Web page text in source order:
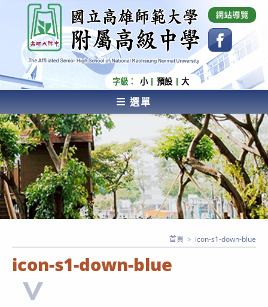
內
容
國立高雄師範大學附屬高級中學 Affiliated Senior
High School of National Kaohsiung Normal
University
字級： 小 預設 大
選單
AFFILIATED SENIOR HIGH SCHOOL OF NATIONAL
KAOHSIUNG NORMAL UNIVERSITY
icon-s1-down-blue
首頁 > icon-s1-down-blue